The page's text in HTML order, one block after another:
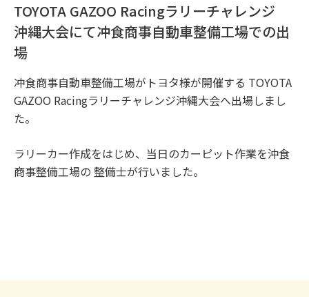
TOYOTA GAZOO Racingラリーチャレンジ
沖縄大会にて冲食商事自動車整備工場での出
場
冲食商事自動車整備工場がトヨタ様が開催する TOYOTA
GAZOO Racingラリーチャレンジ沖縄大会へ出場しまし
た。
ラリーカー作成をはじめ、当日のカーピット作業を沖食
商事整備工場の 整備士が行いました。